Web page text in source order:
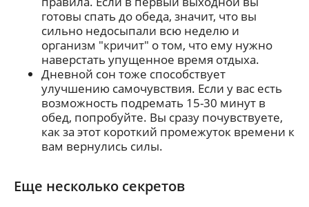
готовы спать до обеда, значит, что вы
сильно недосыпали всю неделю и
организм "кричит" о том, что ему нужно
наверстать упущенное время отдыха.
Дневной сон тоже способствует
улучшению самочувствия. Если у вас есть
возможность подремать 15-30 минут в
обед, попробуйте. Вы сразу почувствуете,
как за этот короткий промежуток времени к
вам вернулись силы.
Еще несколько секретов